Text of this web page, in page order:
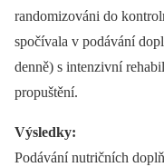
randomizováni do
spočívala v podávání
denně) s intenzivní
propuštění.
Výsledky:
Podávání nutričních